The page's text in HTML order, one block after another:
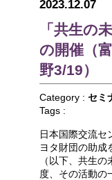
2023.12.07
「共生の
の開催（
野3/19）
Category : セミ
Tags :
日本国際交流セ
ヨタ財団の助成
（以下、共生
度、その活動の